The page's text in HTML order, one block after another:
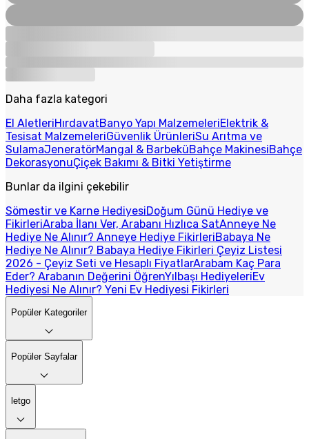
Daha fazla kategori
El AletleriHırdavatBanyo Yapı MalzemeleriElektrik &
Tesisat MalzemeleriGüvenlik ÜrünleriSu Arıtma ve
SulamaJeneratörMangal & BarbeküBahçe MakinesiBahçe
DekorasyonuÇiçek Bakımı & Bitki Yetiştirme
Bunlar da ilgini çekebilir
Sömestir ve Karne HediyesiDoğum Günü Hediye ve
FikirleriAraba İlanı Ver, Arabanı Hızlıca SatAnneye Ne
Hediye Ne Alınır? Anneye Hediye FikirleriBabaya Ne
Hediye Ne Alınır? Babaya Hediye Fikirleri Çeyiz Listesi
2026 - Çeyiz Seti ve Hesaplı FiyatlarArabam Kaç Para
Eder? Arabanın Değerini ÖğrenYılbaşı HediyeleriEv
Hediyesi Ne Alınır? Yeni Ev Hediyesi Fikirleri
Popüler Kategoriler
Popüler Sayfalar
letgo